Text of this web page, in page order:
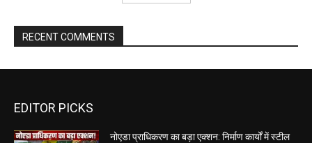
RECENT COMMENTS
EDITOR PICKS
नोएडा प्राधिकरण का बड़ा एक्शन: निर्माण कार्यों में स्टील